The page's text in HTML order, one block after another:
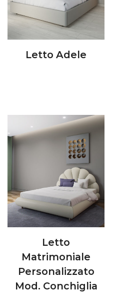
Letto Adele
Letto
Matrimoniale
Personalizzato
Mod. Conchiglia